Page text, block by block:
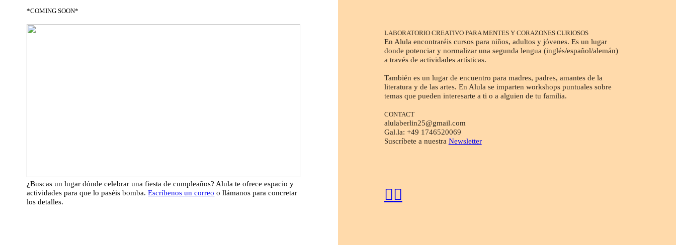
LABORATORIO CREATIVO PARA MENTES Y CORAZONES CURIOSOS
En Alula encontraréis cursos para niños, adultos y jóvenes. Es un lugar
donde potenciar y normalizar una segunda lengua (inglés/español/alemán)
a través de actividades artísticas.
También es un lugar de encuentro para madres, padres, amantes de la
literatura y de las artes. En Alula se imparten workshops puntuales sobre
temas que pueden interesarte a ti o a alguien de tu familia.
CONTACT
alulaberlin25@gmail.com
Gal.la: +49 1746520069
Suscríbete a nuestra Newsletter
︎︎
*COMING SOON*
¿Buscas un lugar dónde celebrar una fiesta de cumpleaños? Alula te ofrece espacio y
actividades para que lo paséis bomba.Escríbenos un correo o llámanos para concretar
los detalles.